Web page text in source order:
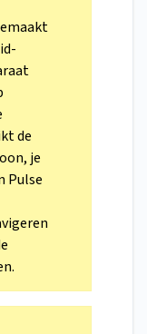
de
je
Pulse